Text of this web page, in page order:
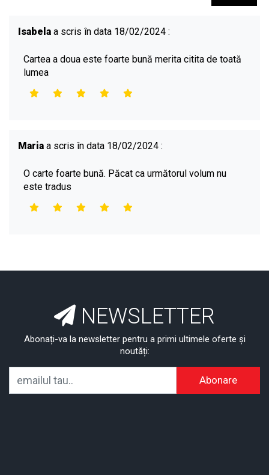
Isabela a scris în data 18/02/2024 :
Cartea a doua este foarte bună merita citita de toată
lumea
Maria a scris în data 18/02/2024 :
O carte foarte bună. Păcat ca următorul volum nu
este tradus
NEWSLETTER
Abonați-va la newsletter pentru a primi ultimele oferte și
noutăți:
Abonare